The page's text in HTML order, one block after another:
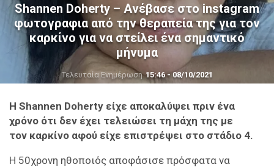
Shannen Doherty – Ανέβασε στο instagram
φωτογραφια από την θεραπεία της για τον
καρκίνο για να στείλει ένα σημαντικό
μήνυμα
Τελευταία Ενημέρωση15:46 - 08/10/2021
Η Shannen Doherty είχε αποκαλύψει πριν ένα
χρόνο ότι δεν έχει τελειώσει τη μάχη της με
τον καρκίνο αφού είχε επιστρέψει στο στάδιο 4.
Η 50χρονη ηθοποιός αποφάσισε πρόσφατα να